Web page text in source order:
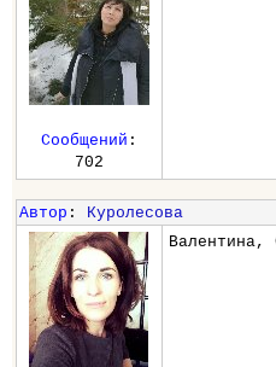
Сообщений :
702
Автор : Куролесова